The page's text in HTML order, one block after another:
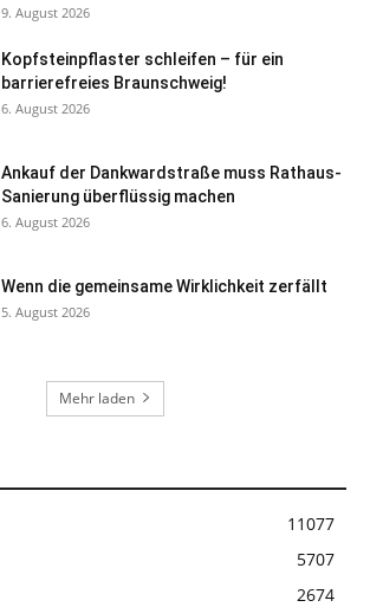
9. August 2026
Kopfsteinpflaster schleifen – für ein
barrierefreies Braunschweig!
6. August 2026
Ankauf der Dankwardstraße muss Rathaus-
Sanierung überflüssig machen
6. August 2026
Wenn die gemeinsame Wirklichkeit zerfällt
5. August 2026
Mehr laden
11077
5707
2674